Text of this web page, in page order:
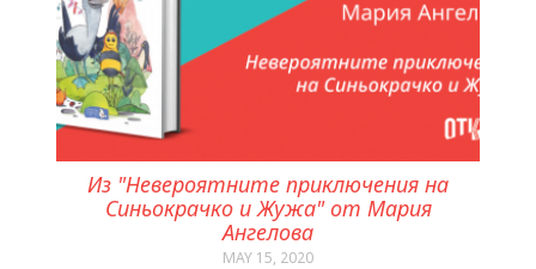
Из "Невероятните приключения на
Синьокрачко и Жужа" от Мария
Ангелова
MAY 15, 2020